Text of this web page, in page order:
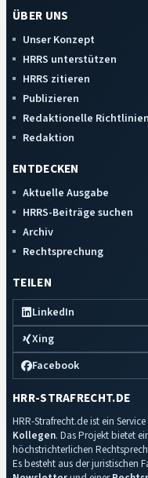
ÜBER UNS
Unser Konzept
HRRS unterstützen
HRRS zitieren
Publizieren
Redaktionelle Richtlinien
Redaktion
ENTDECKEN
Aktuelle Ausgabe
HRRS-Beiträge suchen
Archiv
Rechtsprechung
TEILEN
LinkedIn
Xing
Facebook
HRR-STRAFRECHT.DE
HRR-Strafrecht.de ist ein
Kollegen. Das Projekt bietet
höchstrichterlichen
Es besteht aus der juristischen